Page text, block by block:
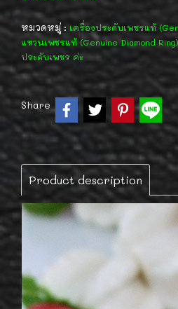
หมวดหมู่ : เครื่องประดับเพชรแท้
แหวนเพชรแท้ (Genuine Diamond
ประดับเพชร ค่ะ
Share
Product description